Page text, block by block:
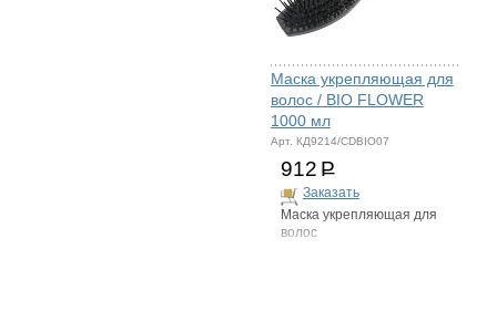
Маска укрепляющая для
волос / BIO FLOWER
1000 мл
Арт. КД9214/CDBIO07
912 Р
Заказать
Маска укрепляющая для
волос